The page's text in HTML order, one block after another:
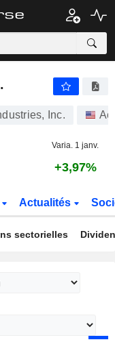
Inc.
Varia. 1 janv.
+3,97%
Actualités
sectorielles